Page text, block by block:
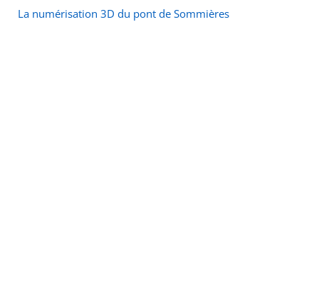
La numérisation 3D du pont de Sommières